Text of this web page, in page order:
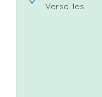
Versailles